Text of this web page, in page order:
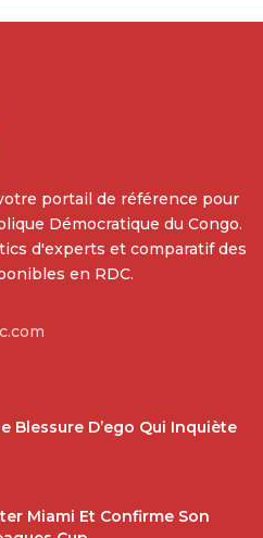
portail de référence pour
Démocratique du Congo.
d'experts et comparatif des
en RDC.
Blessure D’ego Qui Inquiète
Miami Et Confirme Son